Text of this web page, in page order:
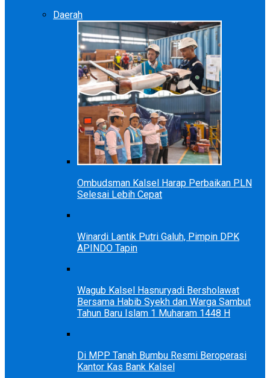
Daerah
Ombudsman Kalsel Harap Perbaikan PLN
Selesai Lebih Cepat
Winardi Lantik Putri Galuh, Pimpin DPK
APINDO Tapin
Wagub Kalsel Hasnuryadi Bersholawat
Bersama Habib Syekh dan Warga Sambut
Tahun Baru Islam 1 Muharam 1448 H
Di MPP Tanah Bumbu Resmi Beroperasi
Kantor Kas Bank Kalsel